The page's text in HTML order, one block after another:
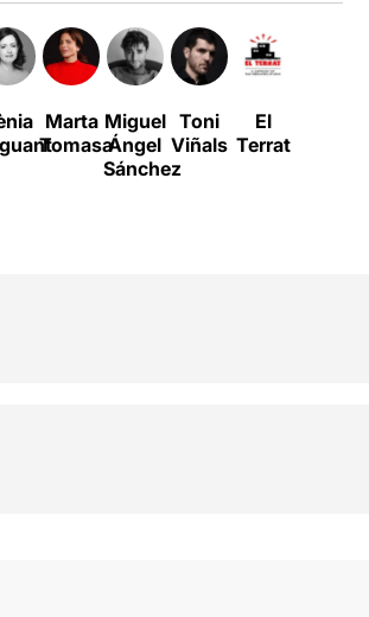
Marta
Tomasa
Miguel
Ángel
Sánchez
Toni
Viñals
El
Terrat